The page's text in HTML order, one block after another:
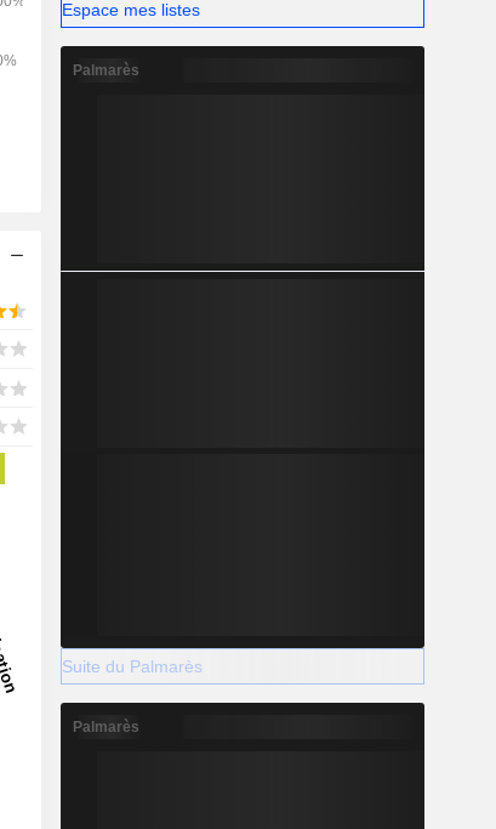
Espace mes listes
Palmarès
Suite du Palmarès
Palmarès